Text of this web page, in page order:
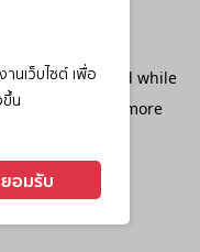
นเว็บไซต์ เพื่อ
ขึ้น
ยอมรับ
has occurred while
console
for more